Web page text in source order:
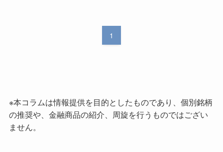
1
※本コラムは情報提供を目的としたものであり、個別銘柄
の推奨や、金融商品の紹介、周旋を行うものではござい
ません。